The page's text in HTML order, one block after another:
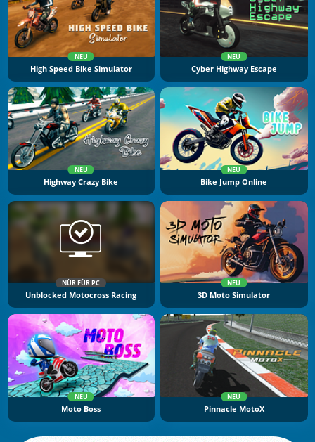
NEU
High Speed Bike Simulator
NEU
Cyber Highway Escape
NEU
Highway Crazy Bike
NEU
Bike Jump Online
NÜR FÜR PC
Unblocked Motocross Racing
NEU
3D Moto Simulator
NEU
Moto Boss
NEU
Pinnacle MotoX